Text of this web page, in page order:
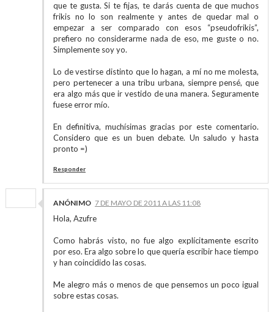
que te gusta. Si te fijas, te darás cuenta de que muchos
frikis no lo son realmente y antes de quedar mal o
empezar a ser comparado con esos “pseudofrikis”,
prefiero no considerarme nada de eso, me guste o no.
Simplemente soy yo.
Lo de vestirse distinto que lo hagan, a mí no me molesta,
pero pertenecer a una tribu urbana, siempre pensé, que
era algo más que ir vestido de una manera. Seguramente
fuese error mío.
En definitiva, muchísimas gracias por este comentario.
Considero que es un buen debate. Un saludo y hasta
pronto =)
Responder
ANÓNIMO 7 DE MAYO DE 2011 A LAS 11:08
Hola, Azufre
Como habrás visto, no fue algo explícitamente escrito
por eso. Era algo sobre lo que quería escribir hace tiempo
y han coincidido las cosas.
Me alegro más o menos de que pensemos un poco igual
sobre estas cosas.